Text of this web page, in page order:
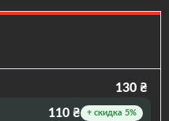
130 ₴
110 ₴ + скидка 5%